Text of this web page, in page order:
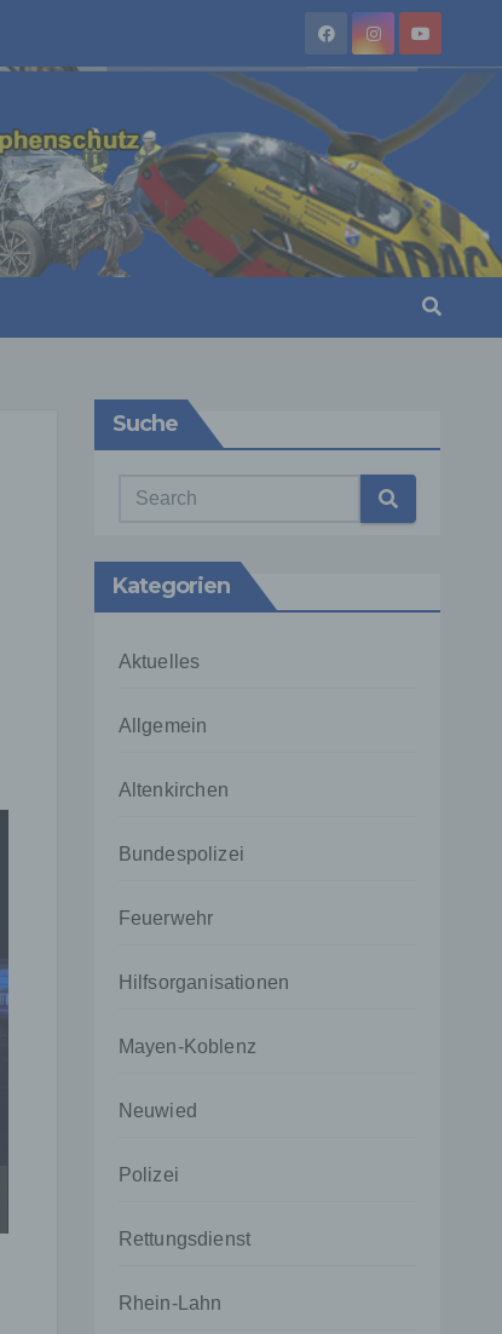
Suche
Kategorien
Aktuelles
Allgemein
Altenkirchen
Bundespolizei
Feuerwehr
Hilfsorganisationen
Mayen-Koblenz
Neuwied
Polizei
Rettungsdienst
Rhein-Lahn